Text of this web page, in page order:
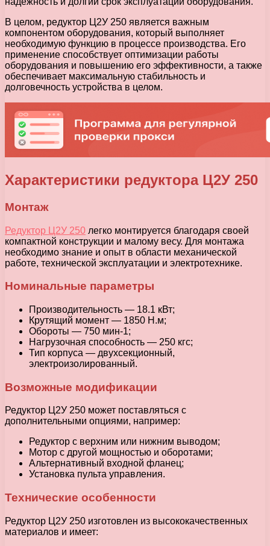
В целом, редуктор Ц2У 250 является важным
компонентом оборудования, который выполняет
необходимую функцию в процессе производства. Его
применение способствует оптимизации работы
оборудования и повышению его эффективности, а также
обеспечивает максимальную стабильность и
долговечность устройства в целом.
Характеристики редуктора Ц2У 250
Монтаж
Редуктор Ц2У 250 легко монтируется благодаря своей
компактной конструкции и малому весу. Для монтажа
необходимо знание и опыт в области механической
работе, технической эксплуатации и электротехнике.
Номинальные параметры
Производительность — 18.1 кВт;
Крутящий момент — 1850 Н.м;
Обороты — 750 мин-1;
Нагрузочная способность — 250 кгс;
Тип корпуса — двухсекционный,
электроизолированный.
Возможные модификации
Редуктор Ц2У 250 может поставляться с
дополнительными опциями, например:
Редуктор с верхним или нижним выводом;
Мотор с другой мощностью и оборотами;
Альтернативный входной фланец;
Установка пульта управления.
Технические особенности
Редуктор Ц2У 250 изготовлен из высококачественных
материалов и имеет: